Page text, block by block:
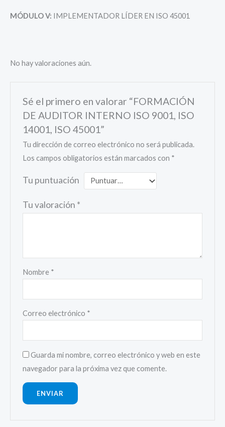
MÓDULO V: IMPLEMENTADOR LÍDER EN ISO 45001
No hay valoraciones aún.
Sé el primero en valorar “FORMACIÓN
DE AUDITOR INTERNO ISO 9001, ISO
14001, ISO 45001”
Tu dirección de correo electrónico no será publicada.
Los campos obligatorios están marcados con *
Tu puntuación
Tu valoración *
Nombre *
Correo electrónico *
Guarda mi nombre, correo electrónico y web en este
navegador para la próxima vez que comente.